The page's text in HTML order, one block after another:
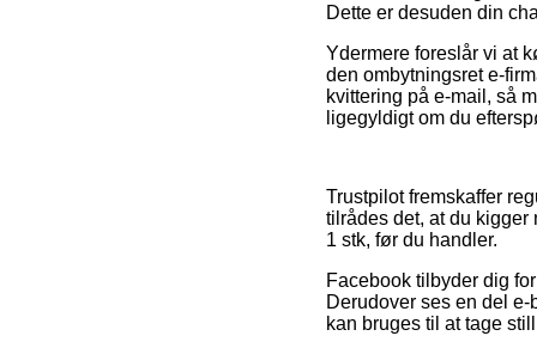
Dette er desuden din
Ydermere foreslår vi at
den ombytningsret e-
kvittering på e-mail, så
ligegyldigt om du
Trustpilot fremskaffer
tilrådes det, at du
1 stk, før du handler.
Facebook tilbyder dig
Derudover ses en del
kan bruges til at tage